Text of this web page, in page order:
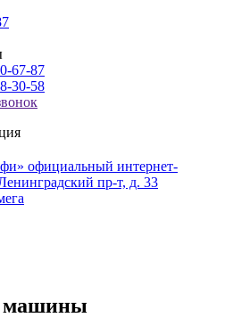
67-87
30-58
официальный интернет-
пр-т, д. 33
машины